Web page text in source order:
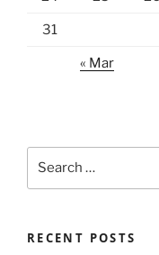
31
« Mar
RECENT POSTS